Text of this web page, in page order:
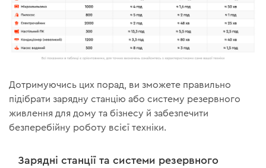
Дотримуючись цих порад, ви зможете правильно
підібрати зарядну станцію або систему резервного
живлення для дому та бізнесу й забезпечити
безперебійну роботу всієї техніки.
Зарядні станції та системи резервного